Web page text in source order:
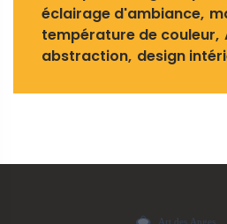
éclairage d'ambiance
température de couleur
abstraction design